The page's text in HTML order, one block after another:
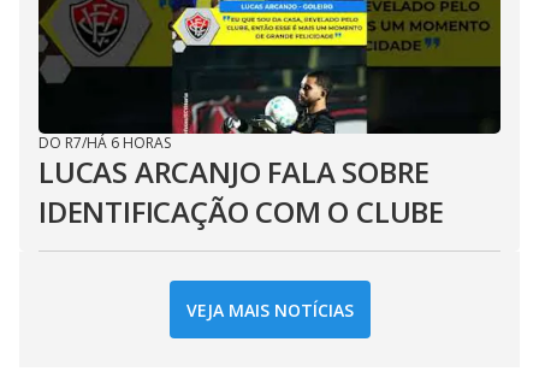
DO R7/HÁ 6 HORAS
LUCAS ARCANJO FALA SOBRE
IDENTIFICAÇÃO COM O CLUBE
VEJA MAIS NOTÍCIAS